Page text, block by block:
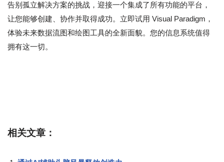
告别孤立解决方案的挑战，迎接一个集成了所有功能的平台，
让您能够创建、协作并取得成功。立即试用 Visual Paradigm，
体验未来数据流图和绘图工具的全新面貌。您的信息系统值得
拥有这一切。
相关文章：